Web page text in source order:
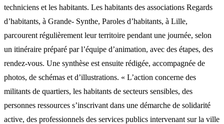
techniciens et les habitants. Les habitants des associations Regards
d’habitants, à Grande- Synthe, Paroles d’habitants, à Lille,
parcourent régulièrement leur territoire pendant une journée, selon
un itinéraire préparé par l’équipe d’animation, avec des étapes, des
rendez-vous. Une synthèse est ensuite rédigée, accompagnée de
photos, de schémas et d’illustrations. « L’action concerne des
militants de quartiers, les habitants de secteurs sensibles, des
personnes ressources s’inscrivant dans une démarche de solidarité
active, des professionnels des services publics intervenant sur la ville